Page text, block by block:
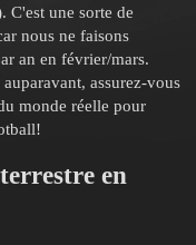
C'est une sorte de
nous ne faisons
an en février/mars.
assurez-vous
monde réelle pour
en